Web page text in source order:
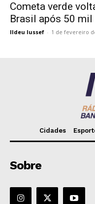
Cometa verde
Brasil após 50 mil
Ildeu Iussef - 1 de fevereiro
Cidades
Sobre